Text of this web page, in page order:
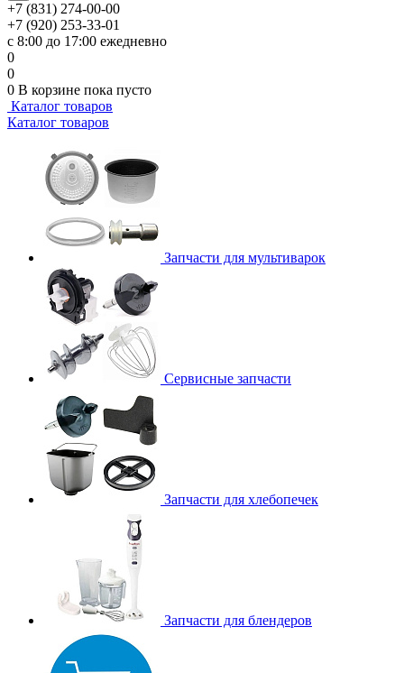
+7 (831) 274-00-00
+7 (920) 253-33-01
с 8:00 до 17:00 ежедневно
0
0
0 В корзине пока пусто
Каталог товаров
Каталог товаров
Запчасти для мультиварок
Сервисные запчасти
Запчасти для хлебопечек
Запчасти для блендеров